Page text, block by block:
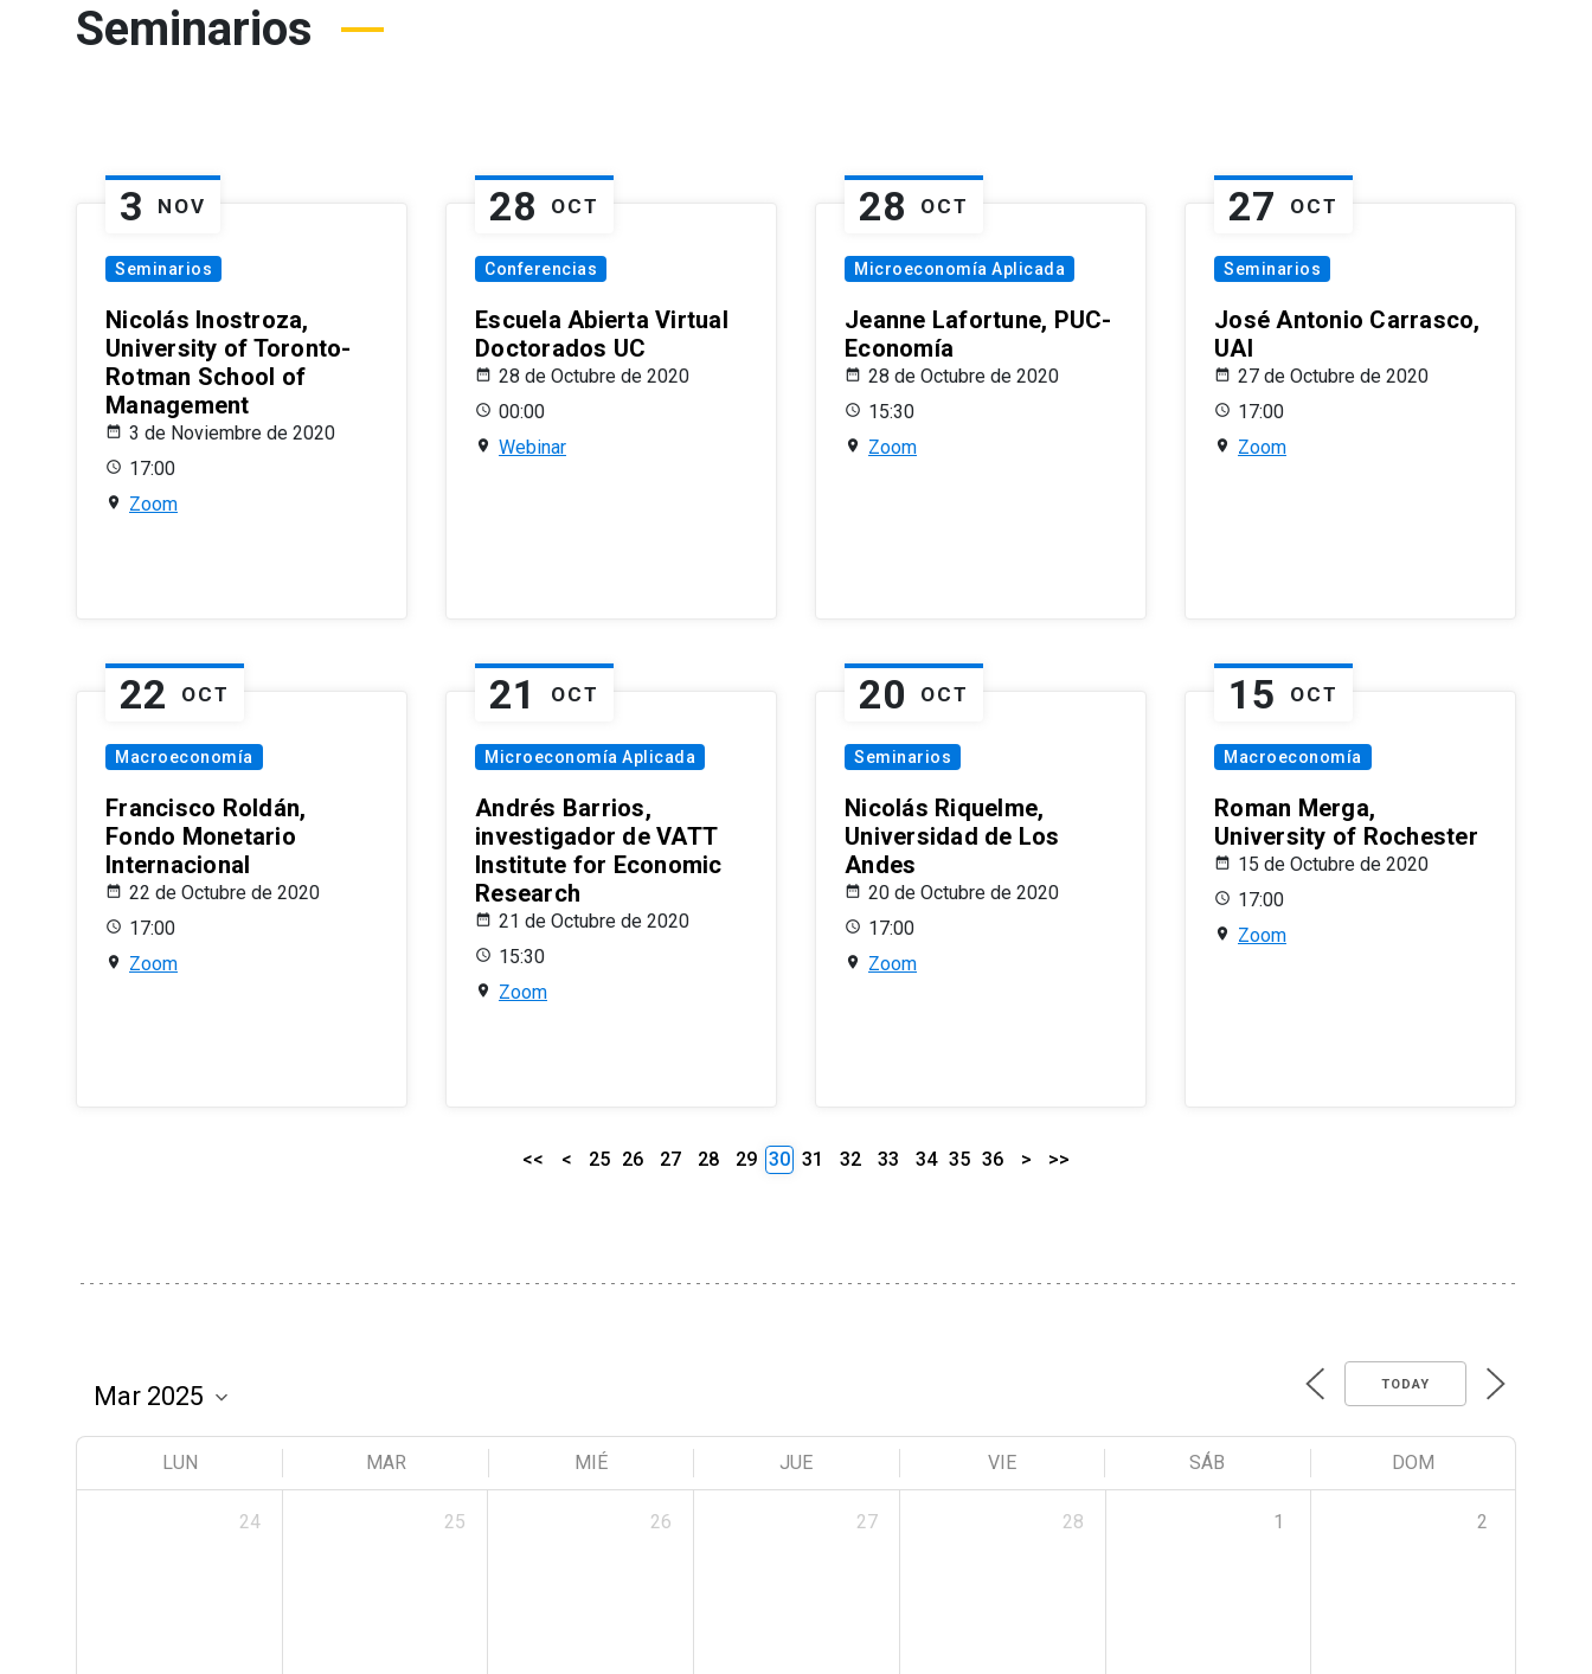
Seminarios
3 NOV
Seminarios
Nicolás Inostroza,
University of Toronto-
Rotman School of
Management
3 de Noviembre de 2020
17:00
Zoom
28 OCT
Conferencias
Escuela Abierta Virtual
Doctorados UC
28 de Octubre de 2020
00:00
Webinar
28 OCT
Microeconomía Aplicada
Jeanne Lafortune, PUC-
Economía
28 de Octubre de 2020
15:30
Zoom
27 OCT
Seminarios
José Antonio Carrasco,
UAI
27 de Octubre de 2020
17:00
Zoom
22 OCT
Macroeconomía
Francisco Roldán,
Fondo Monetario
Internacional
22 de Octubre de 2020
17:00
Zoom
21 OCT
Microeconomía Aplicada
Andrés Barrios,
investigador de VATT
Institute for Economic
Research
21 de Octubre de 2020
15:30
Zoom
20 OCT
Seminarios
Nicolás Riquelme,
Universidad de Los
Andes
20 de Octubre de 2020
17:00
Zoom
15 OCT
Macroeconomía
Roman Merga,
University of Rochester
15 de Octubre de 2020
17:00
Zoom
<< < 25 26 27 28 29 30 31 32 33 34 35 36 > >>
TODAY
LUN MAR MIÉ JUE VIE SÁB DOM
24 25 26 27 28 1 2